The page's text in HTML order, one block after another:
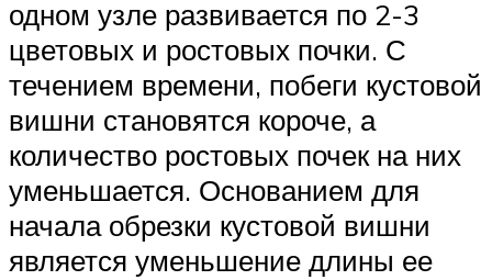
одном узле развивается по 2-3
цветовых и ростовых почки. С
течением времени, побеги кустовой
вишни становятся короче, а
количество ростовых почек на них
уменьшается. Основанием для
начала обрезки кустовой вишни
является уменьшение длины ее